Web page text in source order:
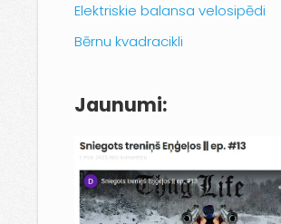
Elektriskie balansa velosipēdi
Bērnu kvadracikli
Jaunumi: